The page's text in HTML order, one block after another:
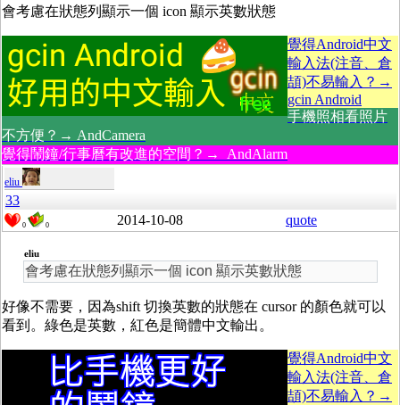
會考慮在狀態列顯示一個 icon 顯示英數狀態
覺得Android中文
輸入法(注音、倉
頡)不易輸入？→
gcin Android
手機照相看照片
不方便？→ AndCamera
覺得鬧鐘/行事曆有改進的空間？→ AndAlarm
eliu
33
0 0 2014-10-08 quote
eliu
會考慮在狀態列顯示一個 icon 顯示英數狀態
好像不需要，因為shift 切換英數的狀態在 cursor 的顏色就可以
看到。綠色是英數，紅色是簡體中文輸出。
覺得Android中文
輸入法(注音、倉
頡)不易輸入？→